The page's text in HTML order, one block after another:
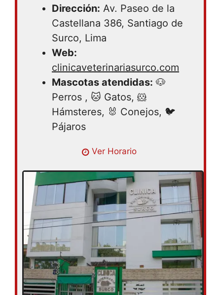
Dirección: Av. Paseo de la
Castellana 386, Santiago de
Surco, Lima
Web:
clinicaveterinariasurco.com
Mascotas atendidas: 🐶
Perros , 🐱 Gatos, 🐹
Hámsteres, 🐰 Conejos, 🐦
Pájaros
Lunes 09:00AM – 09:00PM | Martes
09:00AM – 09:00PM | Miércoles 09:00AM
– 09:00PM | Jueves 09:00AM – 09:00PM |
Viernes 09:00AM – 09:00PM | Sábado
09:00AM – 09:00PM | Domingo 10:00AM –
09:00PM
Ver Horario